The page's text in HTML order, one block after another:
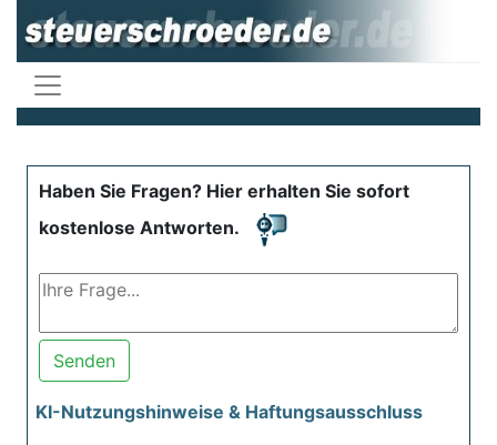
Haben Sie Fragen? Hier erhalten Sie sofort
kostenlose Antworten.
Senden
KI-Nutzungshinweise & Haftungsausschluss